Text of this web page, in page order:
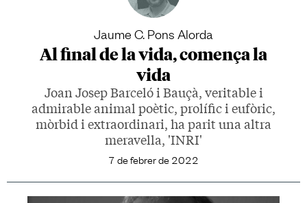
Jaume C. Pons Alorda
Al final de la vida, comença la
vida
Joan Josep Barceló i Bauçà, veritable i
admirable animal poètic, prolífic i eufòric,
mòrbid i extraordinari, ha parit una altra
meravella, 'INRI'
7 de febrer de 2022